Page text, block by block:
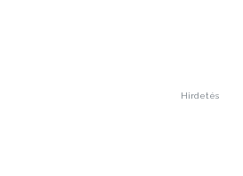
Hirdetés